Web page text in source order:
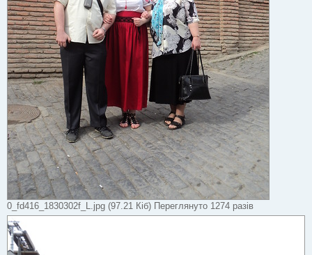
0_fd416_1830302f_L.jpg (97.21 Кіб) Переглянуто 1274 разів